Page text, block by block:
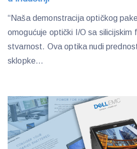
“Naša demonstracija optičkog
omogućuje optički I/O sa silicijskim
stvarnost. Ova optika nudi
sklopke...